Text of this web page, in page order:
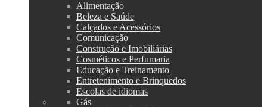
Alimentação
Beleza e Saúde
Calçados e Acessórios
Comunicação
Construção e Imobiliárias
Cosméticos e Perfumaria
Educação e Treinamento
Entretenimento e Brinquedos
Escolas de idiomas
Gás